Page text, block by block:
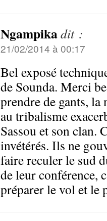
Ngampikadit :
21/02/2014 à 00:17
Bel exposé
de Sounda. Merci
prendre de gants, la
au tribalisme
Sassou et son clan.
invétérés. Ils ne
faire reculer le sud
de leur conférence,
préparer le vol et le